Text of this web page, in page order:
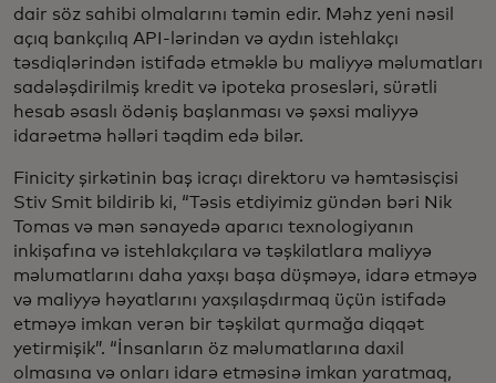
dair söz sahibi olmalarını təmin edir. Məhz yeni nəsil
açıq bankçılıq API-lərindən və aydın istehlakçı
təsdiqlərindən istifadə etməklə bu maliyyə məlumatları
sadələşdirilmiş kredit və ipoteka prosesləri, sürətli
hesab əsaslı ödəniş başlanması və şəxsi maliyyə
idarəetmə həlləri təqdim edə bilər.
Finicity şirkətinin baş icraçı direktoru və həmtəsisçisi
Stiv Smit bildirib ki, “Təsis etdiyimiz gündən bəri Nik
Tomas və mən sənayedə aparıcı texnologiyanın
inkişafına və istehlakçılara və təşkilatlara maliyyə
məlumatlarını daha yaxşı başa düşməyə, idarə etməyə
və maliyyə həyatlarını yaxşılaşdırmaq üçün istifadə
etməyə imkan verən bir təşkilat qurmağa diqqət
yetirmişik”. “İnsanların öz məlumatlarına daxil
olmasına və onları idarə etməsinə imkan yaratmaq,